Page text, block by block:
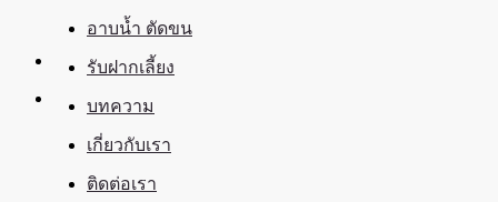
อาบน้ำ ตัดขน
รับฝากเลี้ยง
บทความ
เกี่ยวกับเรา
ติดต่อเรา